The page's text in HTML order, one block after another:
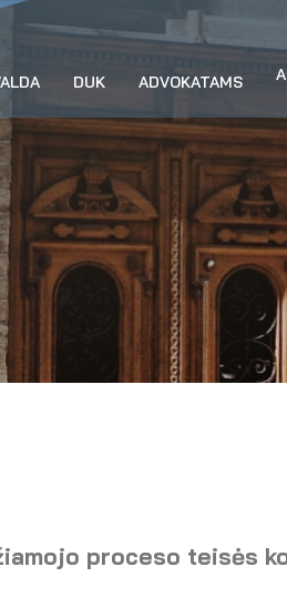
DUK ADVOKATAMS
proceso teisės